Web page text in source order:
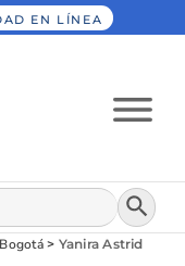
EN LÍNEA
Botón
Bogotá> Yanira Astrid